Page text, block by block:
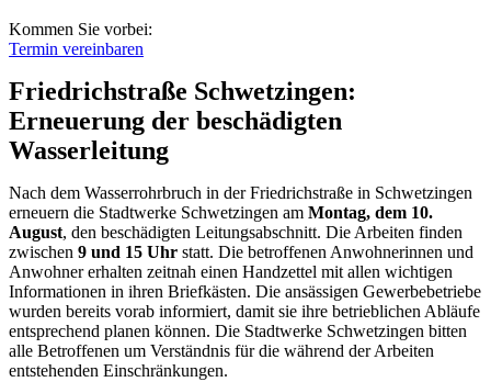
Kommen Sie vorbei:
Termin vereinbaren
Friedrichstraße Schwetzingen:
Erneuerung der beschädigten
Wasserleitung
Nach dem Wasserrohrbruch in der Friedrichstraße in Schwetzingen
erneuern die Stadtwerke Schwetzingen am Montag, dem 10.
August, den beschädigten Leitungsabschnitt. Die Arbeiten finden
zwischen 9 und 15 Uhr statt. Die betroffenen Anwohnerinnen und
Anwohner erhalten zeitnah einen Handzettel mit allen wichtigen
Informationen in ihren Briefkästen. Die ansässigen Gewerbebetriebe
wurden bereits vorab informiert, damit sie ihre betrieblichen Abläufe
entsprechend planen können. Die Stadtwerke Schwetzingen bitten
alle Betroffenen um Verständnis für die während der Arbeiten
entstehenden Einschränkungen.